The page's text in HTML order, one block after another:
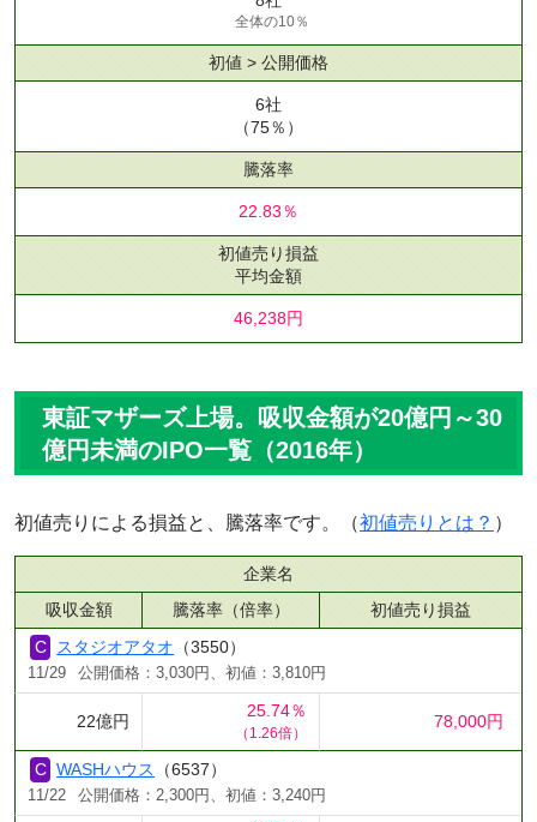
全体の10％
初値 > 公開価格
6社
（75％）
騰落率
22.83％
初値売り損益
平均金額
46,238円
東証マザーズ上場。吸収金額が20億円～30
億円未満のIPO一覧（2016年）
初値売りによる損益と、騰落率です。（初値売りとは？ ）
企業名
吸収金額
騰落率（倍率）
初値売り損益
スタジオアタオ （3550）
11/29 公開価格：3,030円、初値：3,810円
22億円
25.74％
（1.26倍）
78,000円
WASHハウス （6537）
11/22 公開価格：2,300円、初値：3,240円